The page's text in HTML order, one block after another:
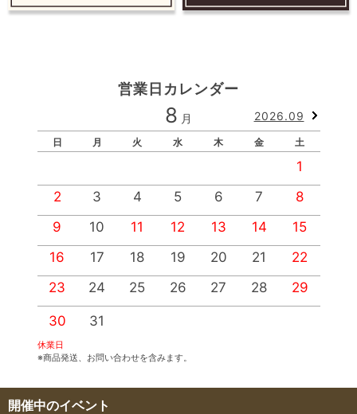
営業日カレンダー
8 月 2026.09
日 月 火 水 木 金 土
1
2
3 4 5 6 7
8
9
10 11 12 13 14
15
16
17 18 19 20 21
22
23
24 25 26 27 28 29
30 31
休業日
※商品発送、お問い合わせを含みます。
開催中のイベント